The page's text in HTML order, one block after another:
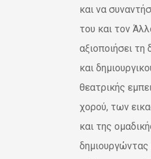
και να
του και τον
αξιοποιήσει
και
θεατρικής
χορού, των
και της